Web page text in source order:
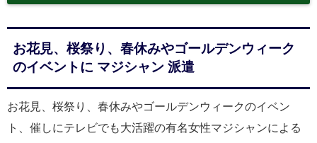
お花見、桜祭り、春休みやゴールデンウィーク
のイベントに マジシャン 派遣
お花見、桜祭り、春休みやゴールデンウィークのイベン
ト、催しにテレビでも大活躍の有名女性マジシャンによる